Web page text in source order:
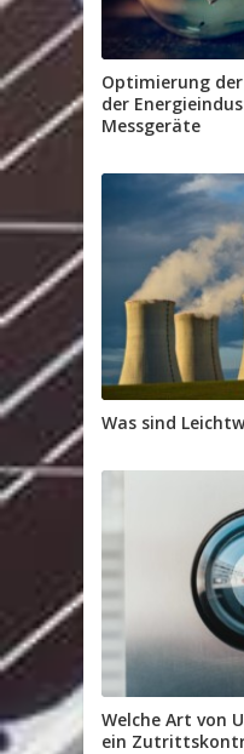
Optimierung
der
Messgeräte
Was sind
Welche Art von
ein